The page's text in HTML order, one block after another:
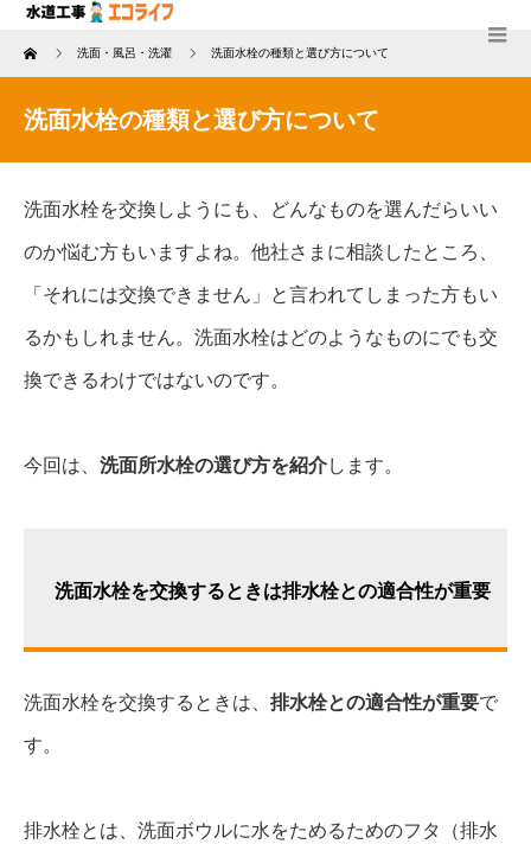
Home 洗面・風呂・洗濯 洗面水栓の種類と選び方について
洗面水栓の種類と選び方について
洗面水栓を交換しようにも、どんなものを選んだらいい
のか悩む方もいますよね。他社さまに相談したところ、
「それには交換できません」と言われてしまった方もい
るかもしれません。洗面水栓はどのようなものにでも交
換できるわけではないのです。
今回は、 洗面所水栓の選び方を紹介します。
洗面水栓を交換するときは排水栓との適合性が重要
洗面水栓を交換するときは、 排水栓との適合性が重要で
す。
排水栓とは、洗面ボウルに水をためるためのフタ（排水